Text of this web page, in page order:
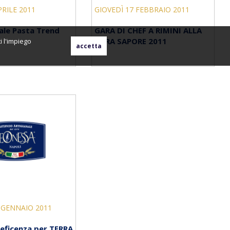
l'impiego
2011
Pasta Trend
GIOVEDÌ 17 FEBBRAIO 2011
GARA DI CHEF A RIMINI ALLA
FIERA SAPORE 2011
2011